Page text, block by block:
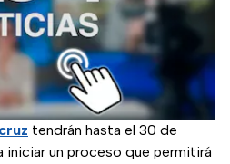
tendrán hasta el 30 de
un proceso que permitirá